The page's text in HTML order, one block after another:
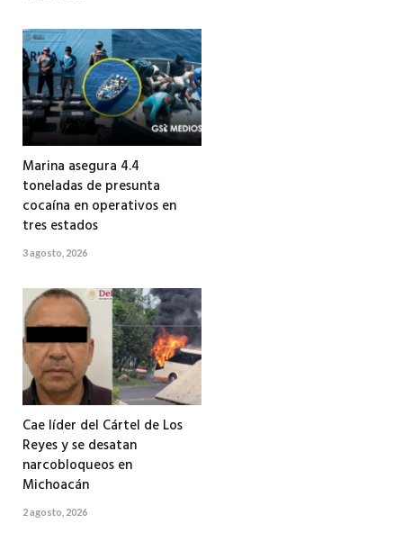
Marina asegura 4.4
toneladas de presunta
cocaína en operativos en
tres estados
3 agosto, 2026
Cae líder del Cártel de Los
Reyes y se desatan
narcobloqueos en
Michoacán
2 agosto, 2026